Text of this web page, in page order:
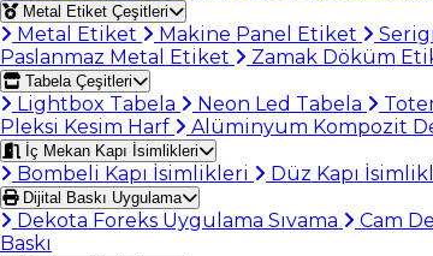
Metal Etiket Çeşitleri
Metal Etiket Makine Panel Etiket
Paslanmaz Metal Etiket
Zamak Döküm
Tabela Çeşitleri
Lightbox Tabela Neon Led Tabela
Pleksi Kesim Harf
Alüminyum Kompozit
İç Mekan Kapı İsimlikleri
Bombeli Kapı İsimlikleri Düz Kapı
Dijital Baskı Uygulama
Dekota Foreks Uygulama Sıvama Cam
Baskı